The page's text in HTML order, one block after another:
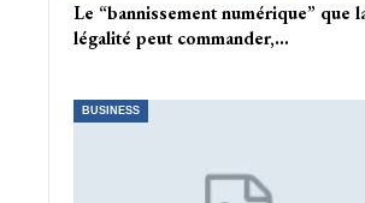
Le “bannissement numérique” que
légalité peut commander,…
BUSINESS